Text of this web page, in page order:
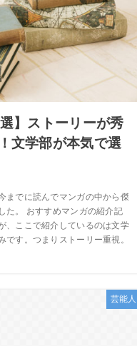
】ストーリーが秀
文学部が本気で選
までに読んでマンガの中から傑
た。 おすすめマンガの紹介記
、ここで紹介しているのは文学
です。つまりストーリー重視。
芸能人